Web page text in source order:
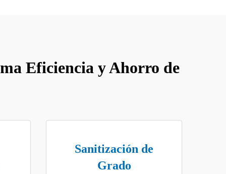
Eficiencia y Ahorro de
Sanitización de
Grado